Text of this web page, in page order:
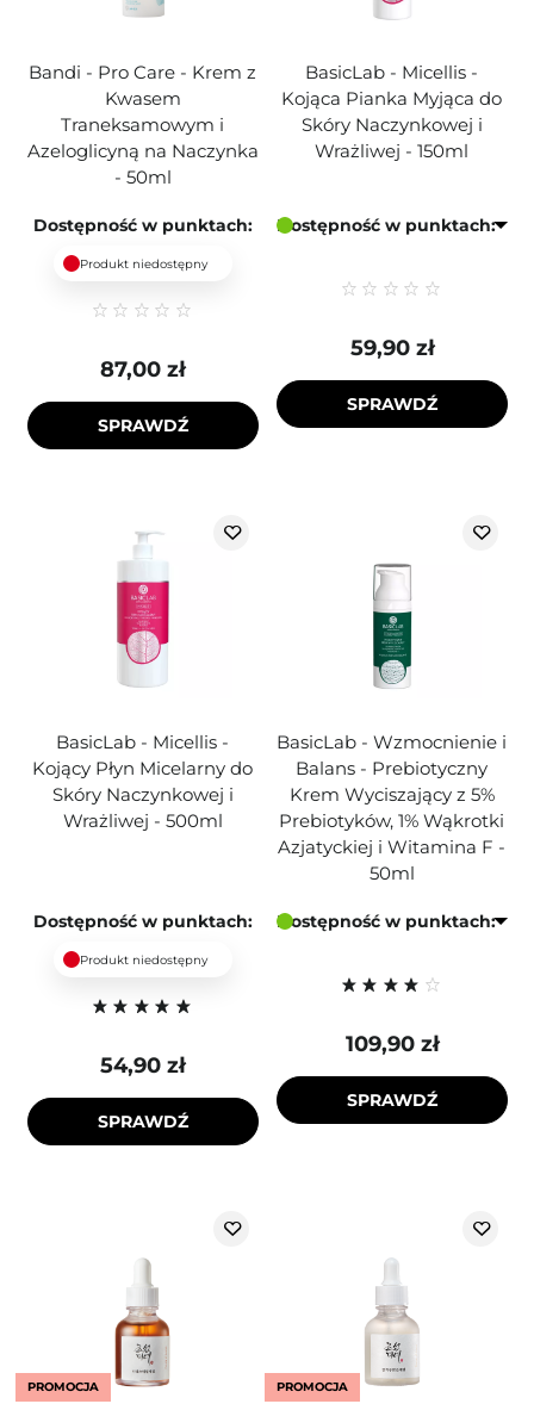
Bandi - Pro Care - Krem z
Kwasem
Traneksamowym i
Azeloglicyną na Naczynka
- 50ml
Dostępność w punktach:
Produkt niedostępny
87,00 zł
SPRAWDŹ
BasicLab - Micellis -
Kojąca Pianka Myjąca do
Skóry Naczynkowej i
Wrażliwej - 150ml
Dostępność w punktach:
59,90 zł
SPRAWDŹ
BasicLab - Micellis -
Kojący Płyn Micelarny do
Skóry Naczynkowej i
Wrażliwej - 500ml
Dostępność w punktach:
Produkt niedostępny
54,90 zł
SPRAWDŹ
BasicLab - Wzmocnienie i
Balans - Prebiotyczny
Krem Wyciszający z 5%
Prebiotyków, 1% Wąkrotki
Azjatyckiej i Witamina F -
50ml
Dostępność w punktach:
109,90 zł
SPRAWDŹ
PROMOCJA PROMOCJA